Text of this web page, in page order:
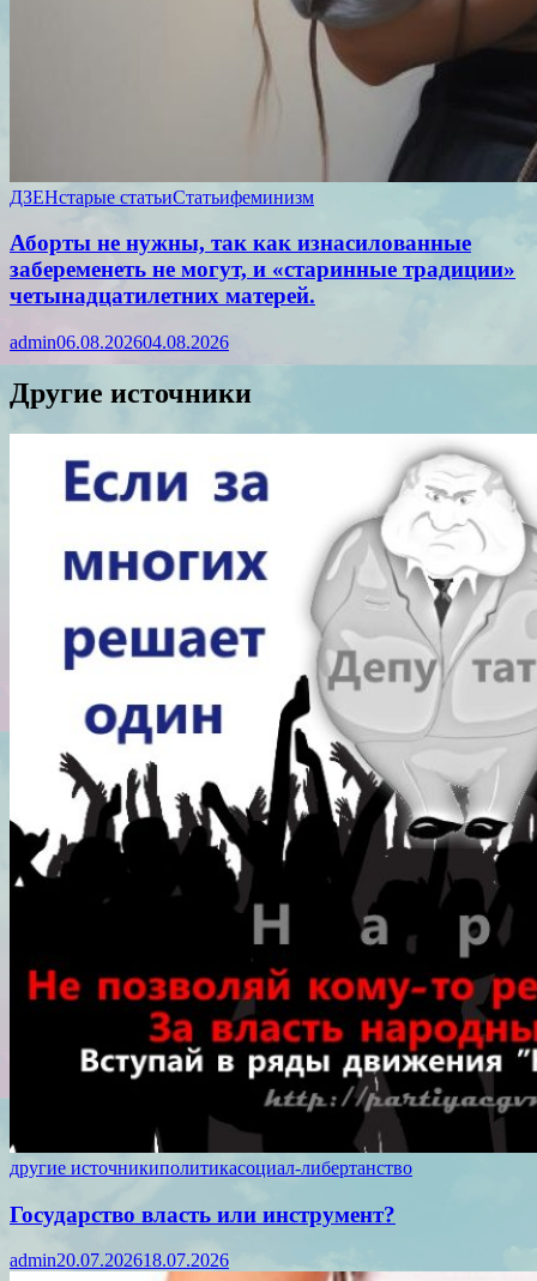
ДЗЕНстарые статьиСтатьифеминизм
Аборты не нужны, так как изнасилованные
забеременеть не могут, и «старинные традиции»
четынадцатилетних матерей.
admin06.08.202604.08.2026
Другие источники
другие источникиполитикасоциал-либертанство
Государство власть или инструмент?
admin20.07.202618.07.2026